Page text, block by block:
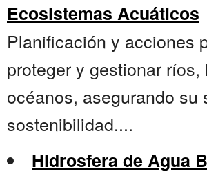
Ecosistemas Acuáticos
Planificación y acciones
proteger y gestionar ríos,
océanos, asegurando su
sostenibilidad....
Hidrosfera de Agua